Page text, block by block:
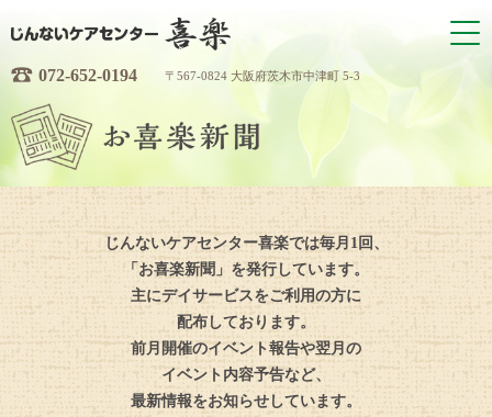
072-652-0194 〒567-0824 大阪府茨木市中津町 5-3
じんないケアセンター喜楽では毎月1回、
「お喜楽新聞」を発行しています。
主にデイサービスをご利用の方に
配布しております。
前月開催のイベント報告や翌月の
イベント内容予告など、
最新情報をお知らせしています。